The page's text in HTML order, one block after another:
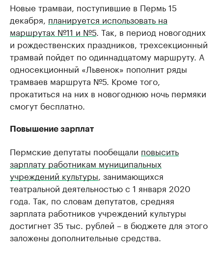
Новые трамваи, поступившие в Пермь 15
декабря, планируется использовать на
маршрутах №11 и №5 . Так, в период новогодних
и рождественских праздников, трехсекционный
трамвай пойдет по одиннадцатому маршруту. А
односекционный «Львенок» пополнит ряды
трамваев маршрута №5. Кроме того,
прокатиться на них в новогоднюю ночь пермяки
смогут бесплатно.
Повышение зарплат
Пермские депутаты пообещали повысить
зарплату работникам муниципальных
учреждений культуры , занимающихся
театральной деятельностью с 1 января 2020
года. Так, по словам депутатов, средняя
зарплата работников учреждений культуры
достигнет 35 тыс. рублей – в бюджете для этого
заложены дополнительные средства.